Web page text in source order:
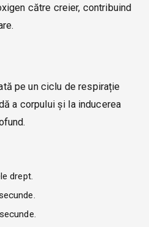
către creier, contribuind
pe un ciclu de respirație
a corpului și la inducerea
drept.